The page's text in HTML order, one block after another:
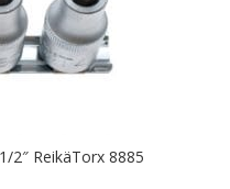
2″ ReikäTorx 8885